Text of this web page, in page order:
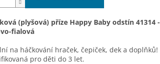
(plyšová) příze Happy Baby odstín 41314 -
fialová
na háčkování hraček, čepiček, dek a doplňků!
pro děti do 3 let.